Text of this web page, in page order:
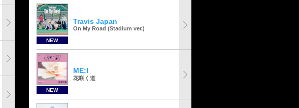
NEW
Travis Japan
On My Road (Stadium ver.)
NEW
ME:I
花咲く道